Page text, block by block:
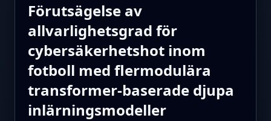
Förutsägelse av
allvarlighetsgrad för
cybersäkerhetshot inom
fotboll med flermodulära
transformer-baserade djupa
inlärningsmodeller